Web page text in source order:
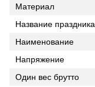
Материал
Название праздника
Наименование
Напряжение
Один вес брутто